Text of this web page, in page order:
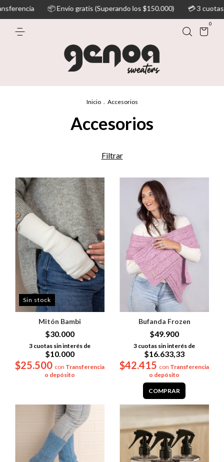
📦 Envío gratis (Superando los $150.000) 💳 3 cuotas sin interés -
0
Inicio . Accesorios
Accesorios
Filtrar
Sin stock
Mitón Bambi
$30.000
$25.500 con Transferencia
o depósito
3 cuotas sin interés de
$10.000
Bufanda Frozen
$49.900
$42.415 con Transferencia
o depósito
3 cuotas sin interés de
$16.633,33
COMPRAR